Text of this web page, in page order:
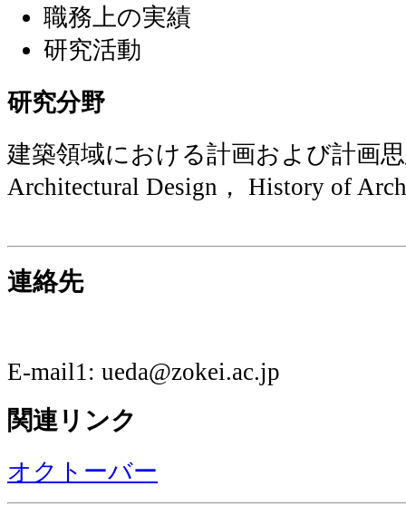
職務上の実績
研究活動
研究分野
建築領域における計画および計画
Architectural Design， History of
連絡先
E-mail1: ueda@zokei.ac.jp
関連リンク
オクトーバー